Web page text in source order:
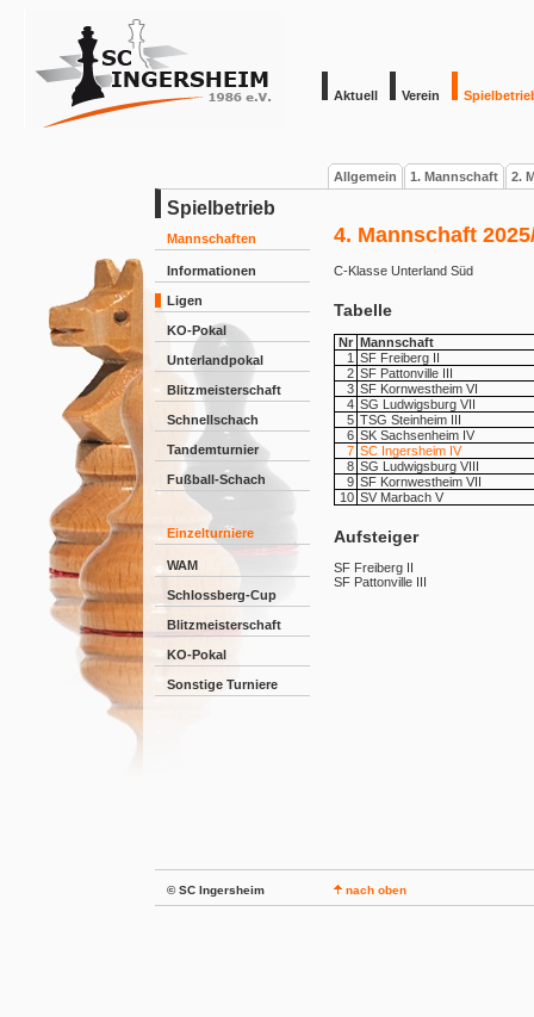
Aktuell Verein
Allgemein 1. Mannschaft 2.
Spielbetrieb
Mannschaften
Informationen
Ligen
KO-Pokal
Unterlandpokal
Blitzmeisterschaft
Schnellschach
Tandemturnier
Fußball-Schach
Einzelturniere
WAM
Schlossberg-Cup
Blitzmeisterschaft
KO-Pokal
Sonstige Turniere
4. Mannschaft
C-Klasse Unterland Süd
Tabelle
Nr Mannschaft
1 SF Freiberg II
2 SF Pattonville III
3 SF Kornwestheim VI
4 SG Ludwigsburg VII
5 TSG Steinheim III
6 SK Sachsenheim IV
7 SC Ingersheim IV
8 SG Ludwigsburg VIII
9 SF Kornwestheim VII
10 SV Marbach V
Aufsteiger
SF Freiberg II
SF Pattonville III
© SC Ingersheim nach oben